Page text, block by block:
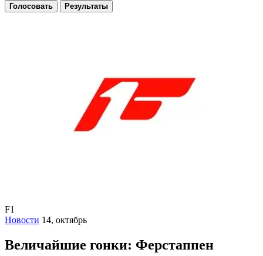
Голосовать Результаты
F1
Новости 14, октябрь
Величайшие гонки: Ферстаппен